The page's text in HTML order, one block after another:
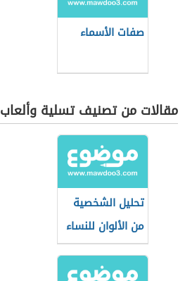
صفات الأسماء
مقالات من تصنيف تسلية وألعاب
تحليل الشخصية
من الألوان للنساء